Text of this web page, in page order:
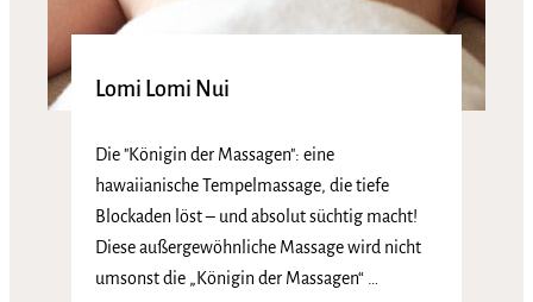
Lomi Lomi Nui
Die "Königin der Massagen": eine
hawaiianische Tempelmassage, die tiefe
Blockaden löst – und absolut süchtig macht!
Diese außergewöhnliche Massage wird nicht
umsonst die „Königin der Massagen“ …